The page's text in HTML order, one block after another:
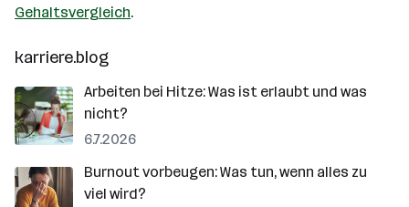
Gehaltsvergleich.
karriere.blog
Arbeiten bei Hitze: Was ist erlaubt und was
nicht?
6.7.2026
Burnout vorbeugen: Was tun, wenn alles zu
viel wird?